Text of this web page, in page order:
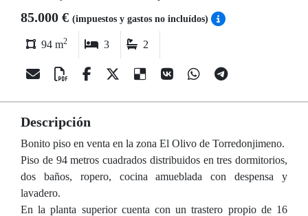
85.000 € (impuestos y gastos no incluídos)
94 m2 3 2
Descripción
Bonito piso en venta en la zona El Olivo de Torredonjimeno.
Piso de 94 metros cuadrados distribuidos en tres dormitorios,
dos baños, ropero, cocina amueblada con despensa y
lavadero.
En la planta superior cuenta con un trastero propio de 16